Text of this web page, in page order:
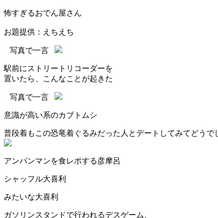
怖すぎるおでん屋さん
お題提供：えちえち
写真で一言
駅前にストリートリコーダーを
置いたら、こんなことが起きた
写真で一言
意識が高い系のカブトムシ
普段着もこの恐竜着ぐるみだった人とデートしてみてどうで
アンパンマンを食レポする彦摩呂
シャッフル大喜利
みたいな大喜利
ガソリンスタンドで行われるデスゲーム、